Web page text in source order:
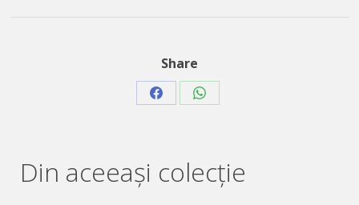
Share
Share Share
Din aceeaşi colecție